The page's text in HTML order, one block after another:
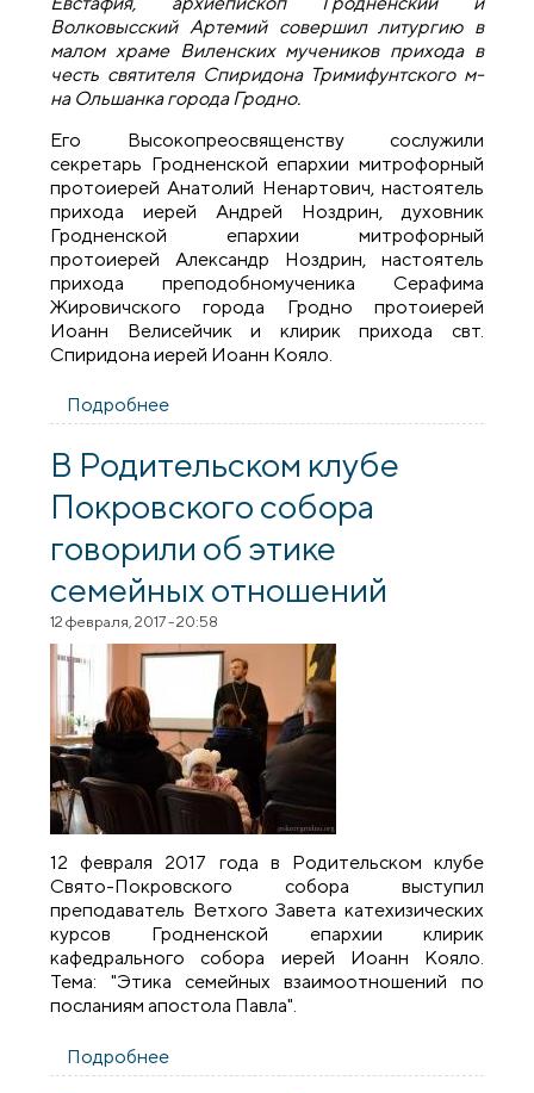
Волковысский Артемий совершил литургию в
малом храме Виленских мучеников прихода в
честь святителя Спиридона Тримифунтского м-
на Ольшанка города Гродно.
Его Высокопреосвященству сослужили
секретарь Гродненской епархии митрофорный
протоиерей Анатолий Ненартович, настоятель
прихода иерей Андрей Ноздрин, духовник
Гродненской епархии митрофорный
протоиерей Александр Ноздрин, настоятель
прихода преподобномученика Серафима
Жировичского города Гродно протоиерей
Иоанн Велисейчик и клирик прихода свт.
Спиридона иерей Иоанн Кояло.
Подробнее
литургию в малом храме Виленских
мучеников прихода микрорайона
Ольшанка
В Родительском клубе
Покровского собора
говорили об этике
семейных отношений
12 февраля, 2017 - 20:58
12 февраля 2017 года в Родительском клубе
Свято-Покровского собора выступил
преподаватель Ветхого Завета катехизических
курсов Гродненской епархии клирик
кафедрального собора иерей Иоанн Кояло.
Тема: "Этика семейных взаимоотношений по
посланиям апостола Павла".
Подробнее
собора говорили об этике семейных